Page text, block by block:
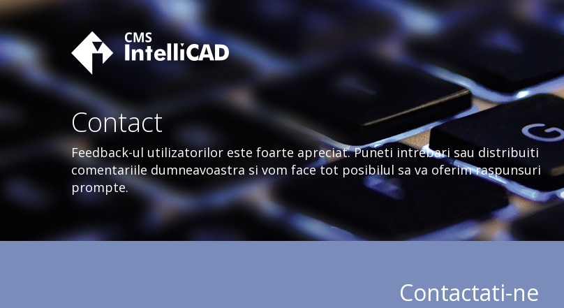
Skip
content
Contact
Feedback-ul utilizatorilor este foarte apreciat. Puneti intrebari sau distribuiti
comentariile dumneavoastra si vom face tot posibilul sa va oferim raspunsuri
prompte.
Contactati-ne